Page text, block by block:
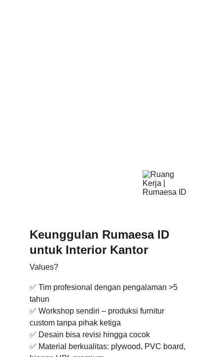
Keunggulan Rumaesa ID
untuk Interior Kantor
Values?
✅ Tim profesional dengan pengalaman >5
tahun
✅ Workshop sendiri – produksi furnitur
custom tanpa pihak ketiga
✅ Desain bisa revisi hingga cocok
✅ Material berkualitas: plywood, PVC board,